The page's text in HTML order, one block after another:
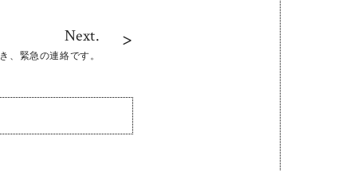
Next.
、緊急の連絡です。